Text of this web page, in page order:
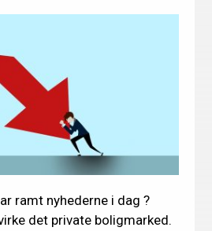
ramt nyhederne i dag ?
det private boligmarked.